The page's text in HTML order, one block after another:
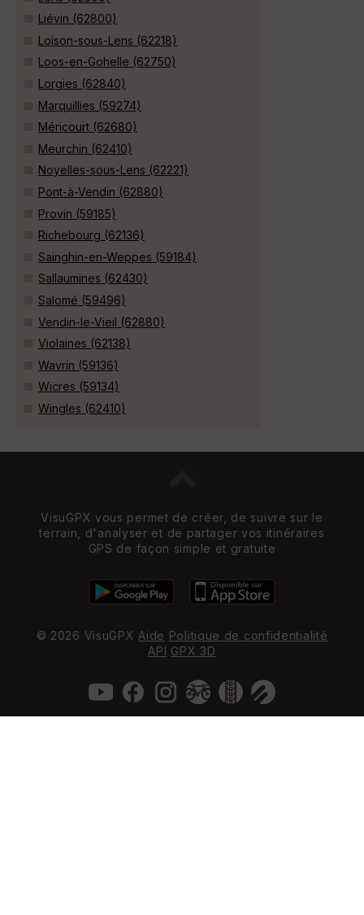
Liévin (62800)
Loison-sous-Lens (62218)
Loos-en-Gohelle (62750)
Lorgies (62840)
Marquillies (59274)
Méricourt (62680)
Meurchin (62410)
Noyelles-sous-Lens (62221)
Pont-à-Vendin (62880)
Provin (59185)
Richebourg (62136)
Sainghin-en-Weppes (59184)
Sallaumines (62430)
Salomé (59496)
Vendin-le-Vieil (62880)
Violaines (62138)
Wavrin (59136)
Wicres (59134)
Wingles (62410)
VisuGPX vous permet de créer, de suivre sur le
terrain, d'analyser et de partager vos itinéraires
GPS de façon simple et gratuite
© 2026 VisuGPX Aide Politique de confidentialité
API GPX 3D